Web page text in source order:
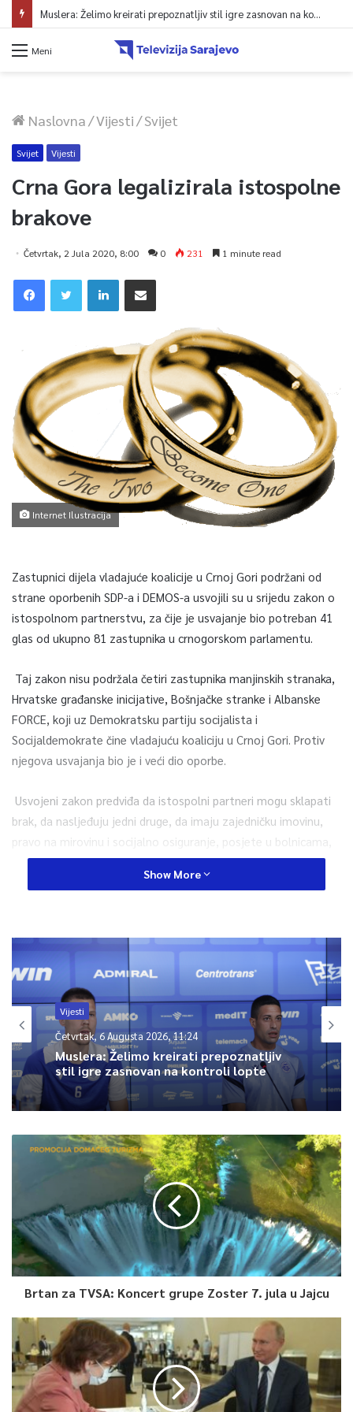
Muslera: Želimo kreirati prepoznatljiv stil igre zasnovan na kontroli lopte
Meni
Naslovna/Vijesti/Svijet
Svijet Vijesti
Crna Gora legalizirala istospolne
brakove
Četvrtak, 2 Jula 2020, 8:00 0 231 1 minute read
Internet Ilustracija
Zastupnici dijela vladajuće koalicije u Crnoj Gori podržani od
strane oporbenih SDP-a i DEMOS-a usvojili su u srijedu zakon o
istospolnom partnerstvu, za čije je usvajanje bio potreban 41
glas od ukupno 81 zastupnika u crnogorskom parlamentu.
Taj zakon nisu podržala četiri zastupnika manjinskih stranaka,
Hrvatske građanske inicijative, Bošnjačke stranke i Albanske
FORCE, koji uz Demokratsku partiju socijalista i
Socijaldemokrate čine vladajuću koaliciju u Crnoj Gori. Protiv
njegova usvajanja bio je i veći dio oporbe.
Usvojeni zakon predviđa da istospolni partneri mogu sklapati
brak, da nasljeđuju jedni druge, da imaju zajedničku imovinu,
pravo na mirovinu i socijalno osiguranje, posjete u bolnicama,
da zajedno brinu o djeci, ali i obvezu da se brinu o djetetu svog
partnera ako nema bliže obitelji. Prijedlog na sadrži izričitu
životnom partnerstvu istospolnih osoba označili su kao njihovu
veliku pobjedu navodeći da je napravljen povijesni korak u borbi
za ljudska prava LGBT osoba u Crnoj Gori.
0
Article Rating
Show More
Vijesti
Četvrtak, 6 Augusta 2026, 11:24
Muslera: Želimo kreirati prepoznatljiv
stil igre zasnovan na kontroli lopte
Brtan za TVSA: Koncert grupe Zoster 7. jula u Jajcu